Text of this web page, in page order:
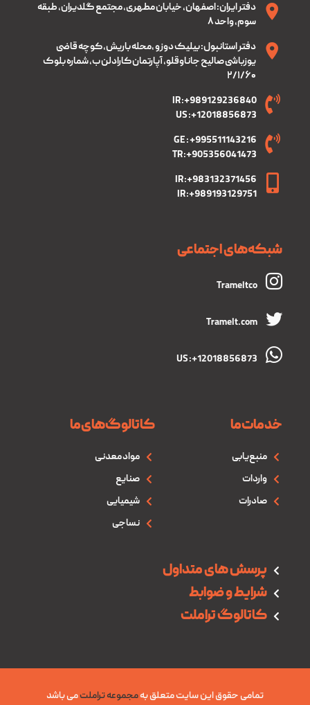
دفتر ایران: اصفهان، خیابان مطهری، مجتمع گلدیران، طبقه
سوم، واحد ۸
دفتر استانبول: بیلیک دوزو ،محله باریش، کوچه قاضی
یوزباشی صالیح جاناوقلو، آپارتمان کارادلن ب، شماره بلوک
۲/۱/۶۰
IR :+989129236840
US :+12018856873
GE : +995511143216
TR :+905356041473
IR :+983132371456
IR :+989193129751
شبکه‌های اجتماعی
Trameltco
Tramelt.com
US :+12018856873
خدمات‌ما
منبع‌یابی
واردات
صادرات
کاتالوگ‌های‌ما
مواد معدنی
صنایع
شیمیایی
نساجی
پرسش های متداول
شرایط و ضوابط
کاتالوگ تراملت
تمامی حقوق این سایت متعلق بهمجموعه تراملتمی باشد